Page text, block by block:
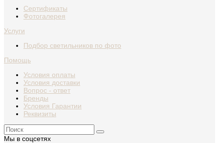
Сертификаты
Фотогалерея
Услуги
Подбор светильников по фото
Помощь
Условия оплаты
Условия доставки
Вопрос - ответ
Бренды
Условия Гарантии
Реквизиты
Мы в соцсетях